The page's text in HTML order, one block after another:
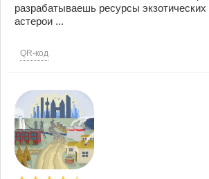
разрабатываешь ресурсы экзотических
астерои ...
QR-код